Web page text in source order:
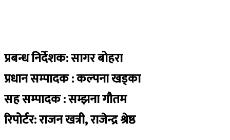
प्रबन्ध निर्देशक: सागर बोहरा
प्रधान सम्पादक : कल्पना खड्का
सह सम्पादक : सम्झना गौतम
रिपोर्टर: राजन खत्री, राजेन्द्र श्रेष्ठ